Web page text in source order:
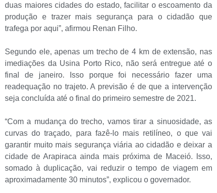
duas maiores cidades do estado, facilitar o escoamento da
produção e trazer mais segurança para o cidadão que
trafega por aqui”, afirmou Renan Filho.
Segundo ele, apenas um trecho de 4 km de extensão, nas
imediações da Usina Porto Rico, não será entregue até o
final de janeiro. Isso porque foi necessário fazer uma
readequação no trajeto. A previsão é de que a intervenção
seja concluída até o final do primeiro semestre de 2021.
“Com a mudança do trecho, vamos tirar a sinuosidade, as
curvas do traçado, para fazê-lo mais retilíneo, o que vai
garantir muito mais segurança viária ao cidadão e deixar a
cidade de Arapiraca ainda mais próxima de Maceió. Isso,
somado à duplicação, vai reduzir o tempo de viagem em
aproximadamente 30 minutos”, explicou o governador.